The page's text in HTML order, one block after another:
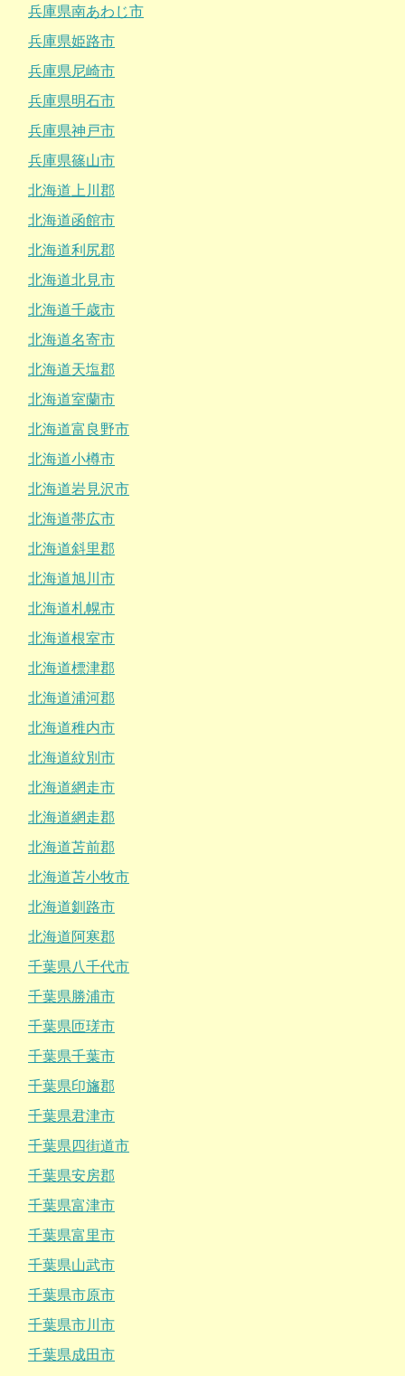
兵庫県南あわじ市
兵庫県姫路市
兵庫県尼崎市
兵庫県明石市
兵庫県神戸市
兵庫県篠山市
北海道上川郡
北海道函館市
北海道利尻郡
北海道北見市
北海道千歳市
北海道名寄市
北海道天塩郡
北海道室蘭市
北海道富良野市
北海道小樽市
北海道岩見沢市
北海道帯広市
北海道斜里郡
北海道旭川市
北海道札幌市
北海道根室市
北海道標津郡
北海道浦河郡
北海道稚内市
北海道紋別市
北海道網走市
北海道網走郡
北海道苫前郡
北海道苫小牧市
北海道釧路市
北海道阿寒郡
千葉県八千代市
千葉県勝浦市
千葉県匝瑳市
千葉県千葉市
千葉県印旛郡
千葉県君津市
千葉県四街道市
千葉県安房郡
千葉県富津市
千葉県富里市
千葉県山武市
千葉県市原市
千葉県市川市
千葉県成田市